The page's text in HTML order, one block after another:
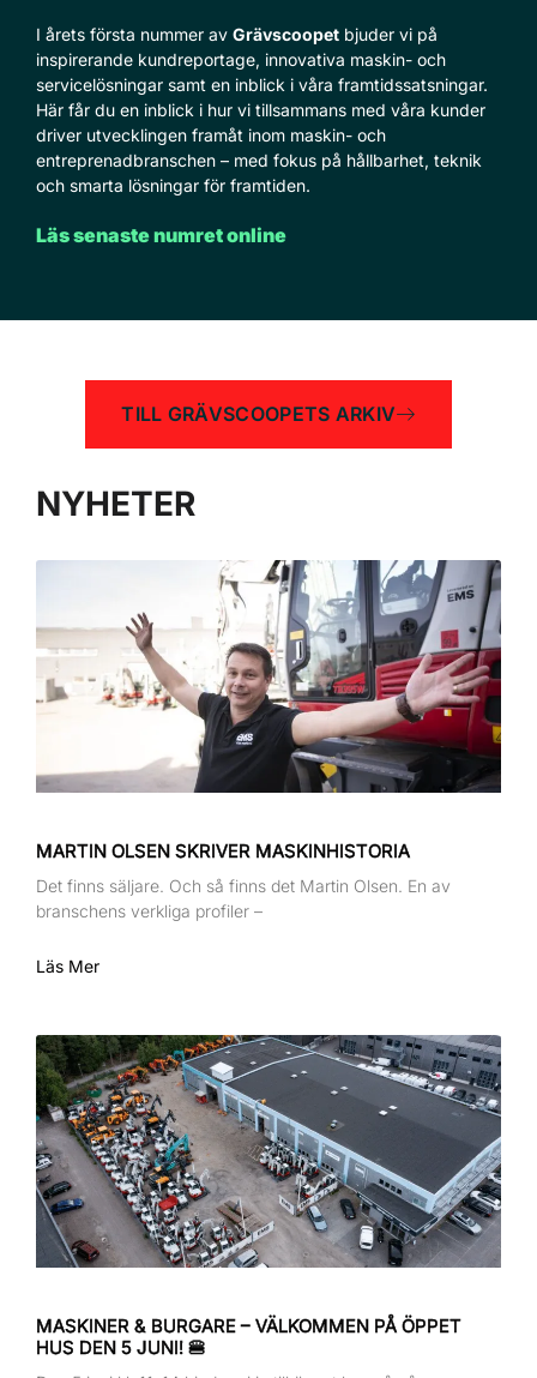
I årets första nummer av Grävscoopet bjuder vi på
inspirerande kundreportage, innovativa maskin- och
servicelösningar samt en inblick i våra framtidssatsningar.
Här får du en inblick i hur vi tillsammans med våra kunder
driver utvecklingen framåt inom maskin- och
entreprenadbranschen – med fokus på hållbarhet, teknik
och smarta lösningar för framtiden.
Läs senaste numret online
TILL GRÄVSCOOPETS ARKIV
NYHETER
MARTIN OLSEN SKRIVER MASKINHISTORIA
Det finns säljare. Och så finns det Martin Olsen. En av
branschens verkliga profiler –
Läs Mer
MASKINER & BURGARE – VÄLKOMMEN PÅ ÖPPET
HUS DEN 5 JUNI! 🍔